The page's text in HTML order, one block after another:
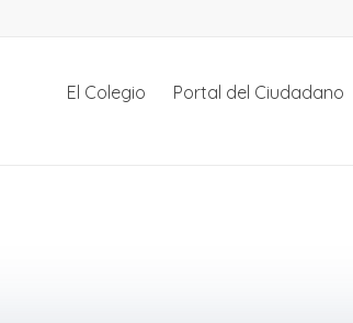
El Colegio Portal del Ciudadano